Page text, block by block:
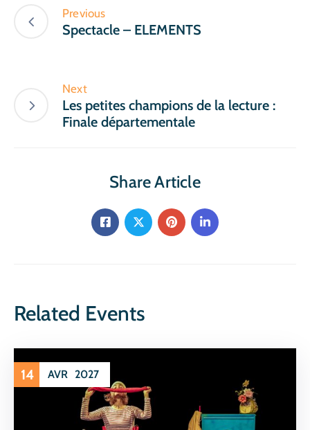
Previous
Spectacle – ELEMENTS
Next
Les petites champions de la lecture :
Finale départementale
Share Article
Related Events
14 AVR 2027